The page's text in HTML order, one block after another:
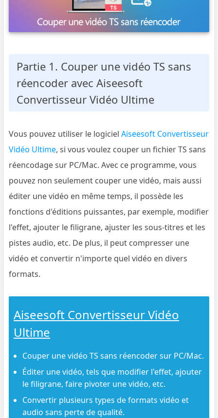
Partie 1. Couper une vidéo TS sans
réencoder avec Aiseesoft
Convertisseur Vidéo Ultime
Vous pouvez utiliser le logicielAiseesoft Convertisseur
Vidéo Ultime, si vous voulez couper un fichier TS sans
réencodage sur PC/Mac. Avec ce programme, vous
pouvez non seulement couper une vidéo, mais aussi
éditer une vidéo en même temps, il possède les
fonctions d'éditions puissantes, par exemple, modifier
l'effet, ajouter le filigrane, ajuster les sous-titres et les
pistes audio, etc. De plus, il peut compresser une
vidéo et convertir n'importe quel vidéo en divers
formats.
Aiseesoft Convertisseur Vidéo
Ultime
Couper une vidéo TS sans réencoder sur PC/Mac.
Éditer une vidéo, tels que modifier l'effet, ajouter
le filigrane, faire pivoter une vidéo, etc.
Convertir plusieurs types de formats vidéo et
audio sans perte de qualité.